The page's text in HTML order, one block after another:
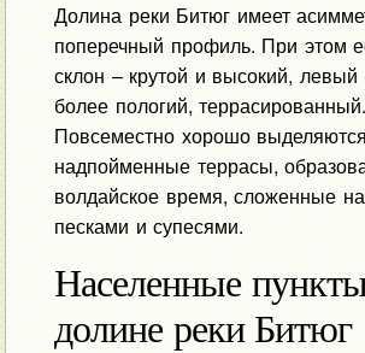
Долина реки Битюг имеет
поперечный профиль. При этом
склон – крутой и высокий, левый
более пологий, террасированный.
Повсеместно хорошо
надпойменные террасы,
волдайское время, сложенные
песками и супесями.
Населенные
долине реки Битюг